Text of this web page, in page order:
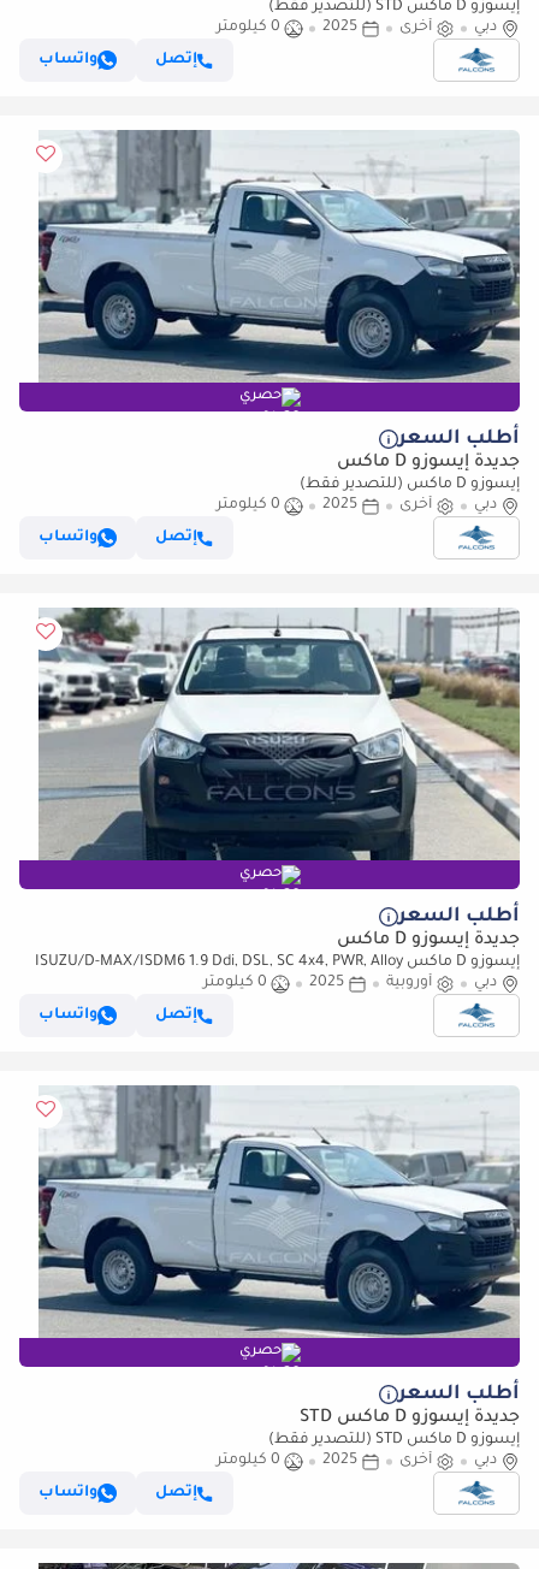
إيسوزو D ماكس STD (للتصدير فقط)
دبي
أخرى 2025
0 كيلومتر
إتصل
واتساب
حصري
أطلب السعر
جديدة إيسوزو D ماكس
إيسوزو D ماكس (للتصدير فقط)
دبي
أخرى 2025
0 كيلومتر
إتصل
واتساب
حصري
أطلب السعر
جديدة إيسوزو D ماكس
إيسوزو D ماكس ISUZU/D-MAX/ISDM6 1.9 Ddi, DSL, SC 4x4, PWR, Alloy
Wheel, AT, L, Hig (للتصدير فقط)
دبي أوروبية 2025
0 كيلومتر
إتصل
واتساب
حصري
أطلب السعر
جديدة إيسوزو D ماكس STD
إيسوزو D ماكس STD (للتصدير فقط)
دبي
أخرى 2025
0 كيلومتر
إتصل
واتساب